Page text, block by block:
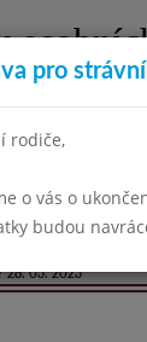
příspěvková
pro
rodiče,
o vás o
budou